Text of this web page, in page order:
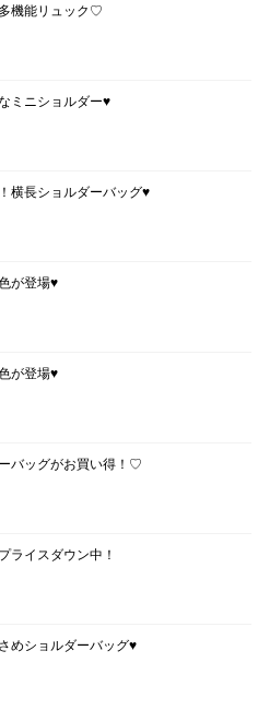
機能リュック♡
ミニショルダー♥
横長ショルダーバッグ♥
が登場♥
が登場♥
バッグがお買い得！♡
ライスダウン中！
めショルダーバッグ♥